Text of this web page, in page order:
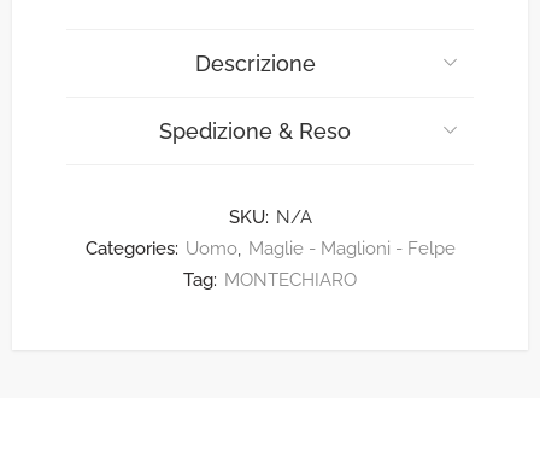
Descrizione
Spedizione & Reso
SKU: N/A
Categories: Uomo, Maglie - Maglioni - Felpe
Tag: MONTECHIARO